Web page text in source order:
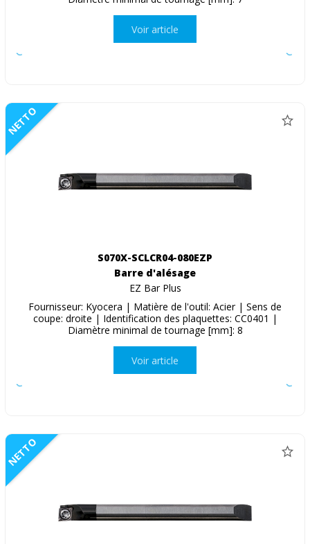
Voir article
NETTO
S070X-SCLCR04-080EZP
Barre d'alésage
EZ Bar Plus
Fournisseur: Kyocera | Matière de l'outil: Acier | Sens de
coupe: droite | Identification des plaquettes: CC0401 |
Diamètre minimal de tournage [mm]: 8
Voir article
NETTO